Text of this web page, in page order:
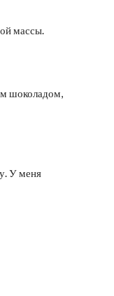
массы.
шоколадом,
У меня